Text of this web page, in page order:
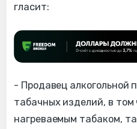
гласит:
- Продавец алкогольной
табачных изделий, в том
нагреваемым табаком,